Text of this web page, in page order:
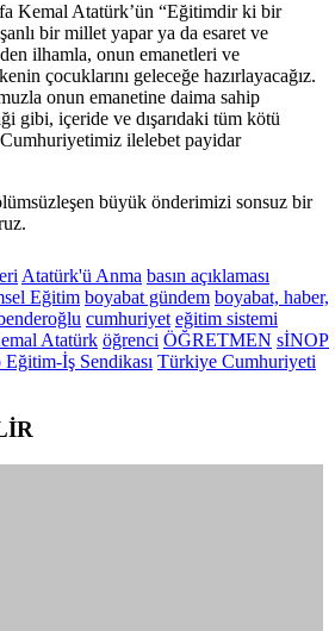
Kemal Atatürk’ün “Eğitimdir ki bir
bir millet yapar ya da esaret ve
ilhamla, onun emanetleri ve
çocuklarını geleceğe hazırlayacağız.
onun emanetine daima sahip
gibi, içeride ve dışarıdaki tüm kötü
ilelebet payidar
büyük önderimizi sonsuz bir
Atatürk'ü Anma basın açıklaması
Eğitim boyabat gündem boyabat, haber,
cumhuriyet eğitim sistemi
Atatürk öğrenci ÖĞRETMEN sİNOP
Eğitim-İş Sendikası Türkiye Cumhuriyeti